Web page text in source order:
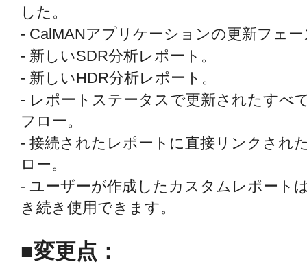
した。
- CalMANアプリケーションの更新フェ
- 新しいSDR分析レポート。
- 新しいHDR分析レポート。
- レポートステータスで更新されたすべ
フロー。
- 接続されたレポートに直接リンクされ
ロー。
- ユーザーが作成したカスタムレポート
き続き使用できます。
■変更点：